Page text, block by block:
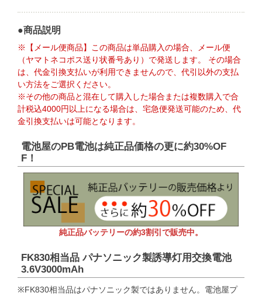
●商品説明
※【メール便商品】この商品は単品購入の場合、メール便
（ヤマトネコポス送り状番号あり）で発送します。 その場合
は、代金引換支払いが利用できませんので、代引以外の支払
い方法をご選択ください。
※その他の商品と混在して購入した場合または複数購入で合
計税込4000円以上になる場合は、宅急便発送可能のため、代
金引換支払いは可能となります。
電池屋のPB電池は純正品価格の更に約30%OF
F！
純正品バッテリーの約3割引で販売中。
FK830相当品 パナソニック製誘導灯用交換電池
3.6V3000mAh
※FK830相当品はパナソニック製ではありません。電池屋プ